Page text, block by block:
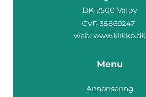
web: www.klikko.dk
Menu
Annonsering